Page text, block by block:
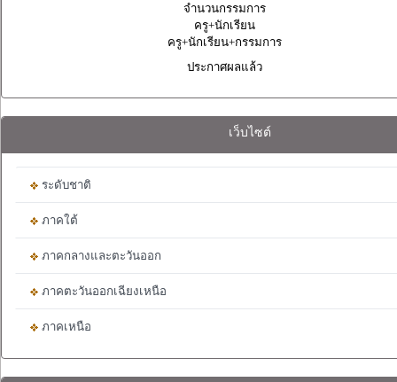
จำนวนกรรมการ
ครู+นักเรียน
ครู+นักเรียน+กรรมการ
ประกาศผลแล้ว
เว็บไซต์
ระดับชาติ
ภาคใต้
ภาคกลางและตะวันออก
ภาคตะวันออกเฉียงเหนือ
ภาคเหนือ